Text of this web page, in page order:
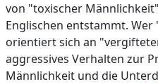
von "toxischer
Englischen entstammt.
orientiert sich an
aggressives Verhalten zur
Männlichkeit und die